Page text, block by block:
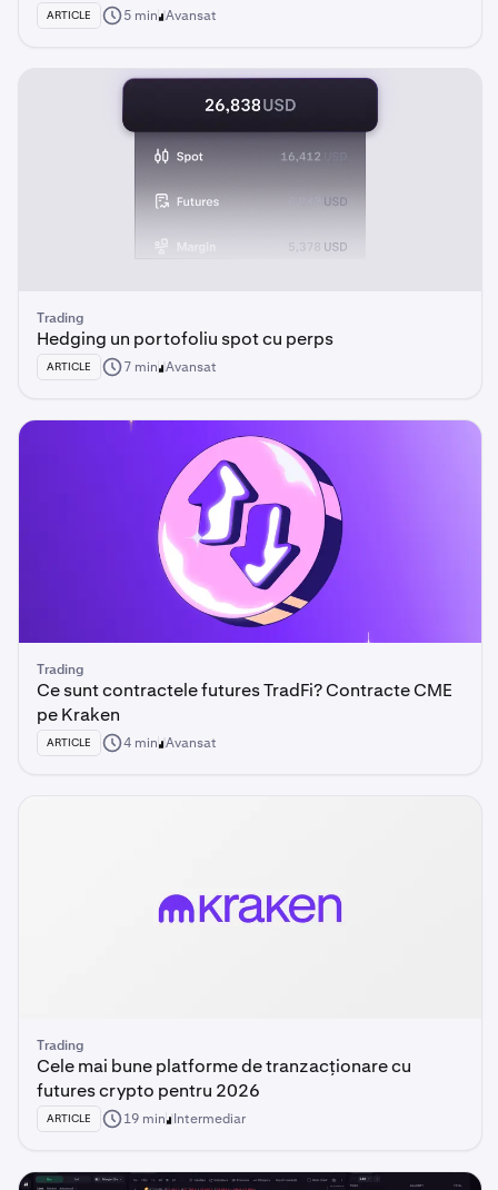
ARTICLE 5 min Avansat
Trading
Hedging un portofoliu spot cu perps
ARTICLE 7 min Avansat
Trading
Ce sunt contractele futures TradFi? Contracte CME
pe Kraken
ARTICLE 4 min Avansat
Trading
Cele mai bune platforme de tranzacționare cu
futures crypto pentru 2026
ARTICLE 19 min Intermediar